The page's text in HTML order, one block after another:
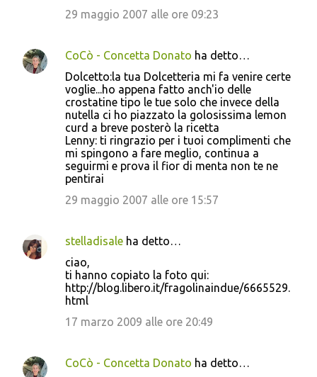
29 maggio 2007 alle ore 09:23
CoCò - Concetta Donato ha detto…
Dolcetto:la tua Dolcetteria mi fa venire certe
voglie...ho appena fatto anch'io delle
crostatine tipo le tue solo che invece della
nutella ci ho piazzato la golosissima lemon
curd a breve posterò la ricetta
Lenny: ti ringrazio per i tuoi complimenti che
mi spingono a fare meglio, continua a
seguirmi e prova il fior di menta non te ne
pentirai
29 maggio 2007 alle ore 15:57
stelladisale ha detto…
ciao,
ti hanno copiato la foto qui:
http://blog.libero.it/fragolinaindue/6665529.
html
17 marzo 2009 alle ore 20:49
CoCò - Concetta Donato ha detto…